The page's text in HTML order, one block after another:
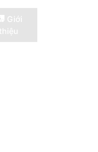
Giới
thiệu